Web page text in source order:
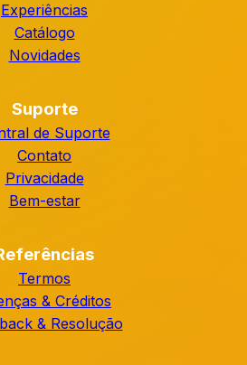
Experiências
Catálogo
Novidades
Suporte
de Suporte
Contato
Privacidade
Bem-estar
Termos
& Créditos
& Resolução